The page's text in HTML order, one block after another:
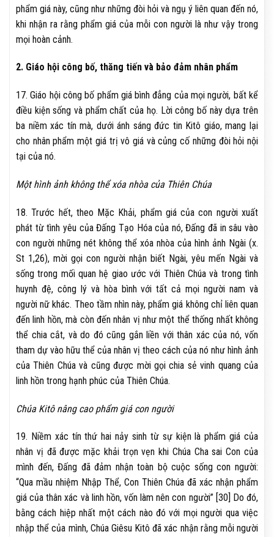
phẩm giá này, cũng như những đòi hỏi và ngụ ý liên quan đến nó,
khi nhận ra rằng phẩm giá của mỗi con người là như vậy trong
mọi hoàn cảnh.
2. Giáo hội công bố, thăng tiến và bảo đảm nhân phẩm
17. Giáo hội công bố phẩm giá bình đẳng của mọi người, bất kể
điều kiện sống và phẩm chất của họ. Lời công bố này dựa trên
ba niềm xác tín mà, dưới ánh sáng đức tin Kitô giáo, mang lại
cho nhân phẩm một giá trị vô giá và củng cố những đòi hỏi nội
tại của nó.
Một hình ảnh không thể xóa nhòa của Thiên Chúa
18. Trước hết, theo Mặc Khải, phẩm giá của con người xuất
phát từ tình yêu của Đấng Tạo Hóa của nó, Đấng đã in sâu vào
con người những nét không thể xóa nhòa của hình ảnh Ngài (x.
St 1,26), mời gọi con người nhận biết Ngài, yêu mến Ngài và
sống trong mối quan hệ giao ước với Thiên Chúa và trong tình
huynh đệ, công lý và hòa bình với tất cả mọi người nam và
người nữ khác. Theo tầm nhìn này, phẩm giá không chỉ liên quan
đến linh hồn, mà còn đến nhân vị như một thể thống nhất không
thể chia cắt, và do đó cũng gắn liền với thân xác của nó, vốn
tham dự vào hữu thể của nhân vị theo cách của nó như hình ảnh
của Thiên Chúa và cũng được mời gọi chia sẻ vinh quang của
linh hồn trong hạnh phúc của Thiên Chúa.
Chúa Kitô nâng cao phẩm giá con người
19. Niềm xác tín thứ hai nảy sinh từ sự kiện là phẩm giá của
nhân vị đã được mặc khải trọn vẹn khi Chúa Cha sai Con của
mình đến, Đấng đã đảm nhận toàn bộ cuộc sống con người:
“Qua mầu nhiệm Nhập Thể, Con Thiên Chúa đã xác nhận phẩm
giá của thân xác và linh hồn, vốn làm nên con người” [30] Do đó,
bằng cách hiệp nhất một cách nào đó với mọi người qua việc
nhập thể của mình, Chúa Giêsu Kitô đã xác nhận rằng mỗi người